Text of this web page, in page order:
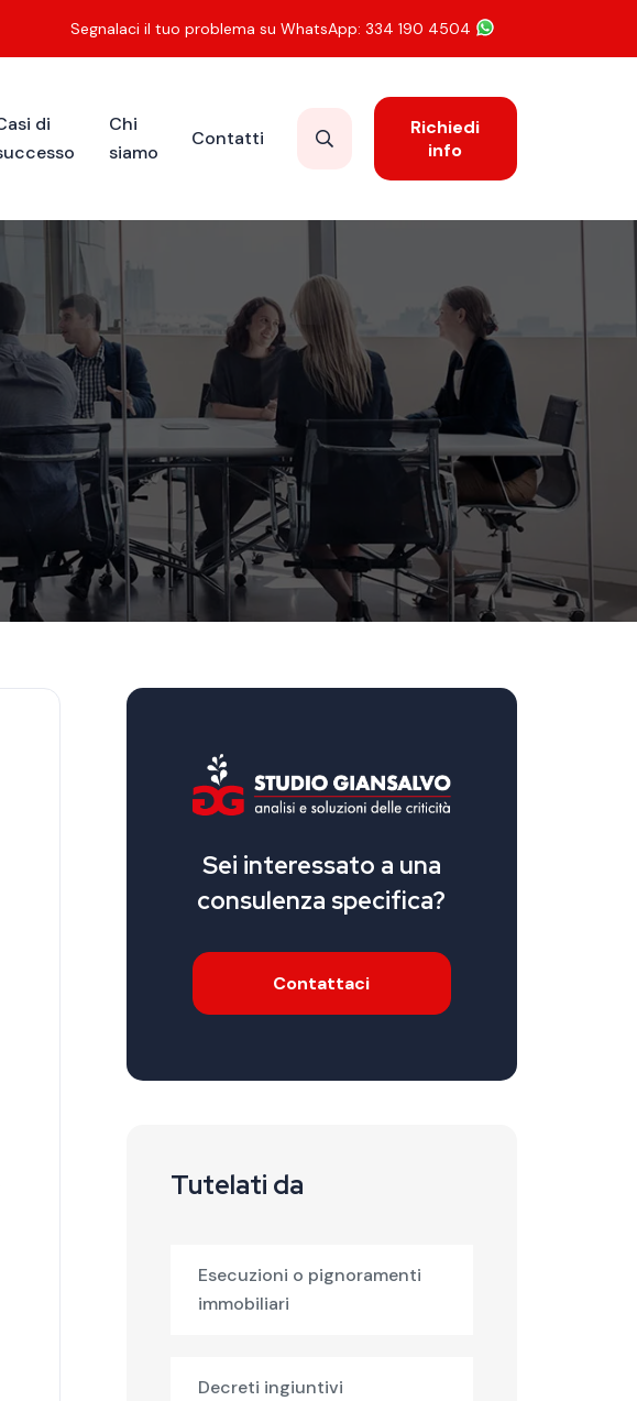
Segnalaci il tuo problema su WhatsApp: 334 190 4504
di
Chi
siamo
Contatti
Richiedi
info
Sei interessato a una
consulenza specifica?
Contattaci
Tutelati da
Esecuzioni o pignoramenti
immobiliari
Decreti ingiuntivi